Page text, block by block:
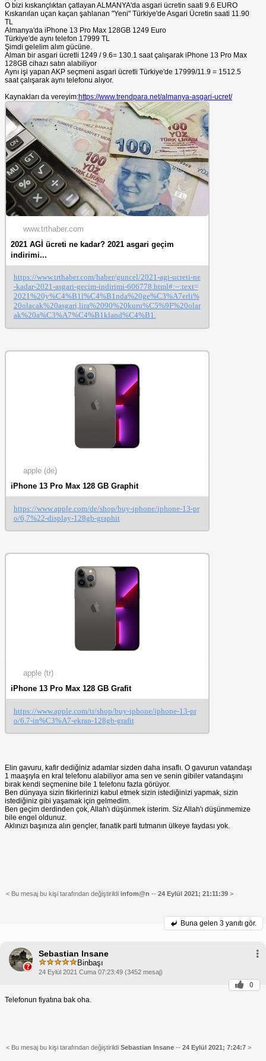
O bizi kıskançlıktan çatlayan ALMANYA'da asgari ücretin saati 9.6 EURO
Kıskanılan uçan kaçan şahlanan "Yeni" Türkiye'de Asgari Ücretin saati 11.90
TL
Almanya'da iPhone 13 Pro Max 128GB 1249 Euro
Türkiye'de aynı telefon 17999 TL
Şimdi gelelim alım gücüne.
Alman bir asgari ücretli 1249 / 9.6= 130.1 saat çalışarak iPhone 13 Pro Max
128GB cihazı satın alabiliyor
Aynı işi yapan AKP seçmeni asgari ücretli Türkiye'de 17999/11.9 = 1512.5
saat çalışarak aynı telefonu alıyor.
Kaynakları da vereyim:https://www.trendpara.net/almanya-asgari-ucret/
www.trthaber.com
2021 AGİ ücreti ne kadar? 2021 asgari geçim
indirimi...
https://www.trthaber.com/haber/guncel/2021-agi-ucreti-ne
-kadar-2021-asgari-gecim-indirimi-606778.html#:~:text=
2021%20y%C4%B1l%C4%B1nda%20ge%C3%A7erli%
20olacak%20asgari,lira%2090%20kuru%C5%9F%20olar
ak%20a%C3%A7%C4%B1kland%C4%B1.
apple (de)
iPhone 13 Pro Max 128 GB Graphit
https://www.apple.com/de/shop/buy-iphone/iphone-13-pr
o/6,7%22-display-128gb-graphit
apple (tr)
iPhone 13 Pro Max 128 GB Grafit
https://www.apple.com/tr/shop/buy-iphone/iphone-13-pr
o/6.7-in%C3%A7-ekran-128gb-grafit
Elin gavuru, kafir dediğiniz adamlar sizden daha insaflı. O gavurun vatandaşı
1 maaşıyla en kral telefonu alabiliyor ama sen ve senin gibiler vatandaşını
bırak kendi seçmenine bile 1 telefonu fazla görüyor.
Ben dünyaya sizin fikirlerinizi kabul etmek sizin istediğinizi yapmak, sizin
istediğiniz gibi yaşamak için gelmedim.
Ben geçim derdinden çok, Allah'ı düşünmek isterim. Siz Allah'ı düşünmemize
bile engel oldunuz.
Aklınızı başınıza alın gençler, fanatik parti tutmanın ülkeye faydası yok.
< Bu mesaj bu kişi tarafından değiştirildi infom@n -- 24 Eylül 2021; 21:11:39 >
Buna gelen 3 yanıtı gör.
Sebastian Insane
Binbaşı
24 Eylül 2021 Cuma 07:23:49 (3452 mesaj)
0
Telefonun fiyatına bak oha.
< Bu mesaj bu kişi tarafından değiştirildi Sebastian Insane -- 24 Eylül 2021; 7:24:7 >